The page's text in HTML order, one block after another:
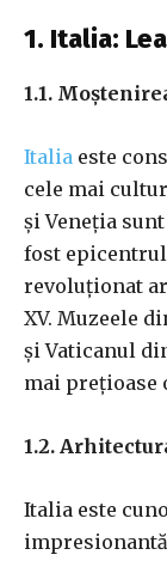
1. Italia:
1.1.
Italia este
cele mai
și Veneția
fost epicentrul
revoluționat
XV. Muzeele
și Vaticanul
mai prețioase
1.2.
Italia este